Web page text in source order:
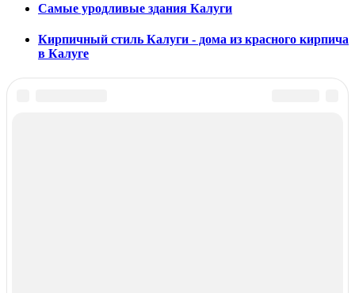
Самые уродливые здания Калуги
Кирпичный стиль Калуги - дома из красного кирпича
в Калуге